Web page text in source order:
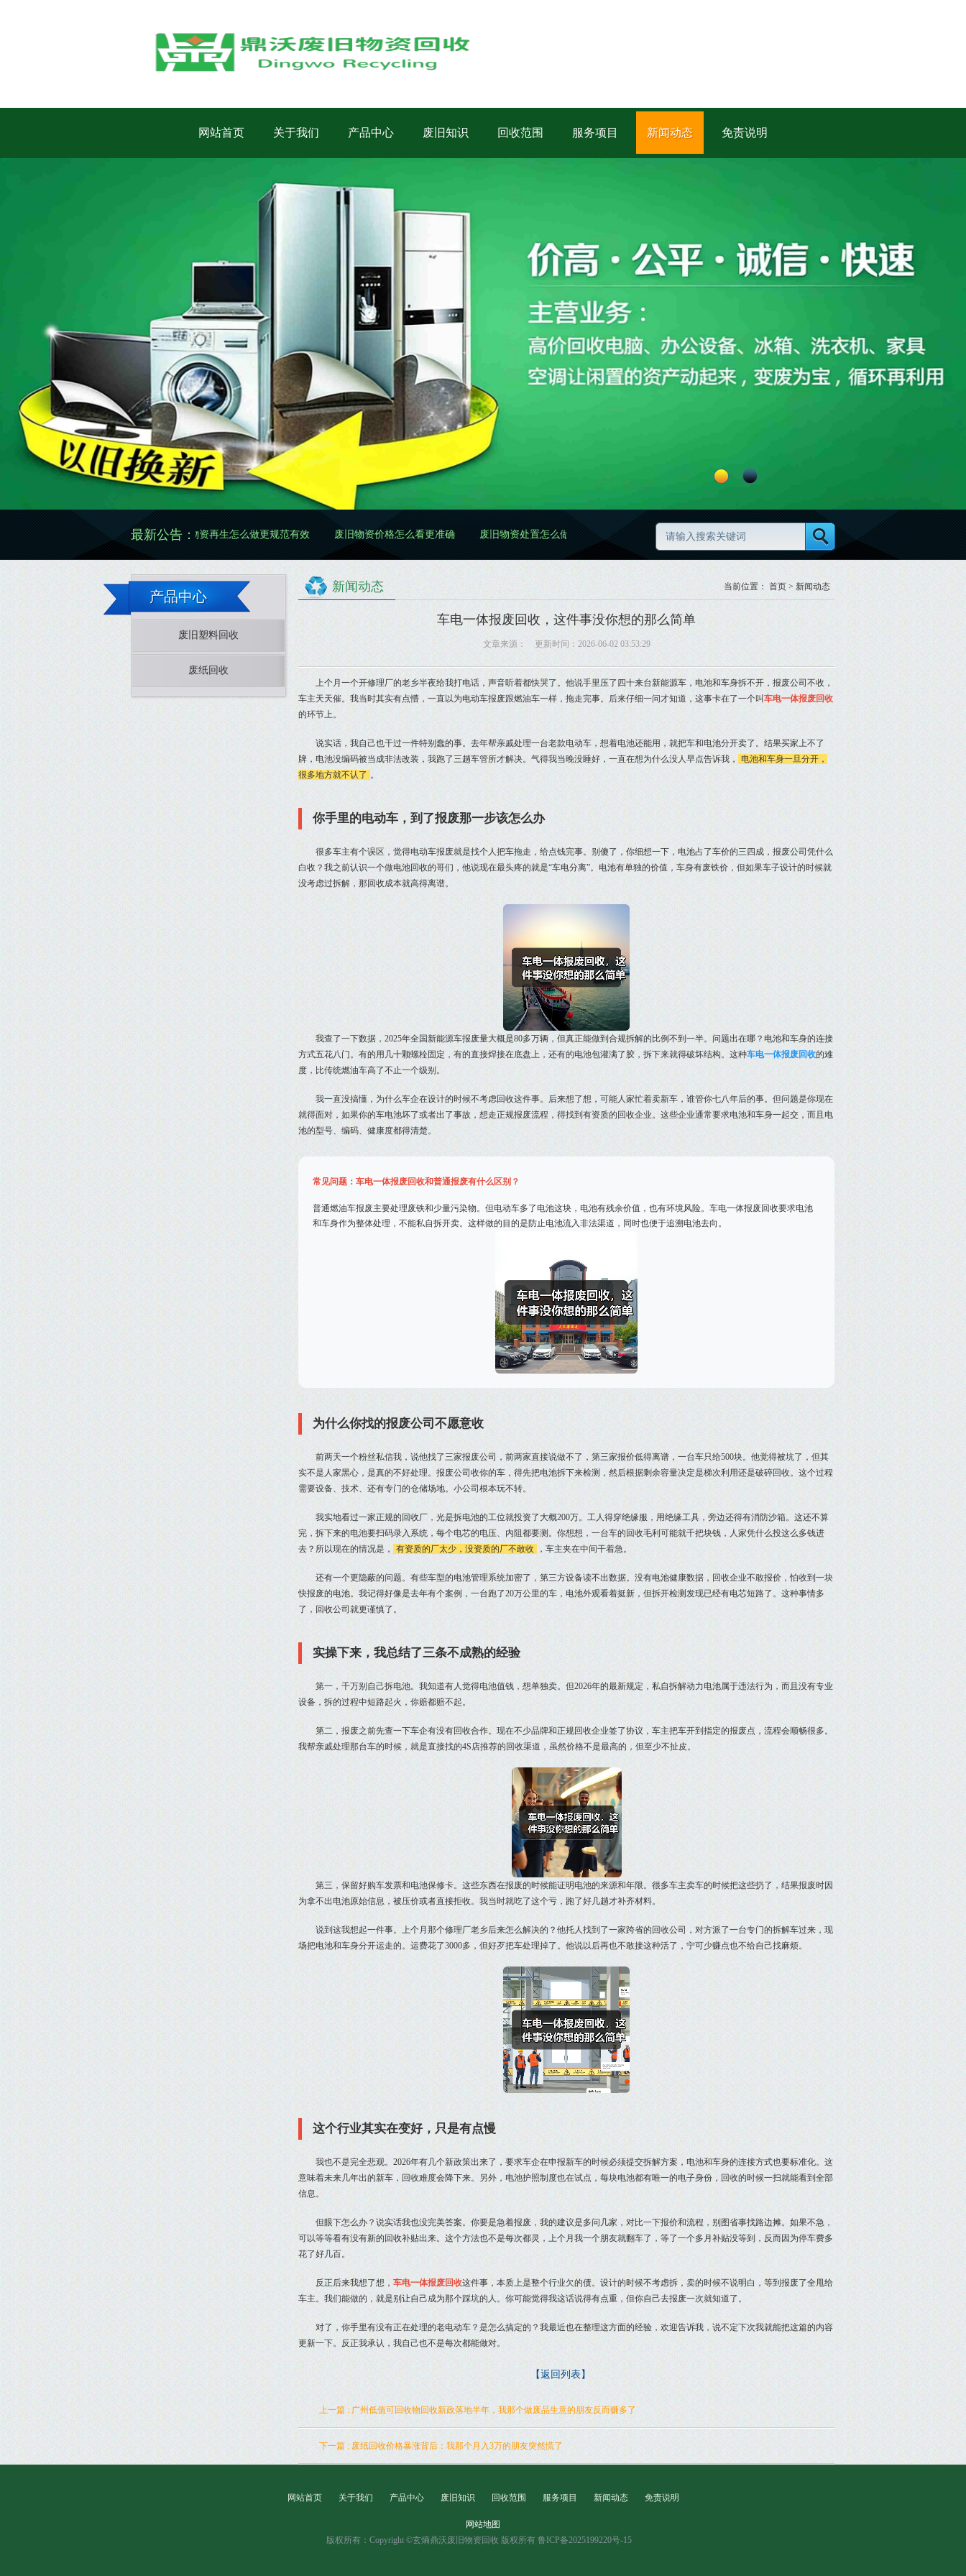
网站首页 关于我们 产品中心 废旧知识 回收范围 服务项目 新闻动态 免责说明
最新公告：
废旧物资再生怎么做更规范有效 废旧物资价格怎么看更准确 废旧物资处置怎么做更规范 废旧物资清理怎么做更高效更规范 废旧物资分类怎么做更规范
产品中心
废旧塑料回收
废纸回收
新闻动态 当前位置： 首页 > 新闻动态
车电一体报废回收，这件事没你想的那么简单
文章来源： 更新时间：2026-06-02 03:53:29
上个月一个开修理厂的老乡半夜给我打电话，声音听着都快哭了。他说手里压了四十来台新能源车，电池和车身拆不开，报废公司不收，
车主天天催。我当时其实有点懵，一直以为电动车报废跟燃油车一样，拖走完事。后来仔细一问才知道，这事卡在了一个叫车电一体报废回收
的环节上。
说实话，我自己也干过一件特别蠢的事。去年帮亲戚处理一台老款电动车，想着电池还能用，就把车和电池分开卖了。结果买家上不了
牌，电池没编码被当成非法改装，我跑了三趟车管所才解决。气得我当晚没睡好，一直在想为什么没人早点告诉我，
电池和车身一旦分开，
很多地方就不认了 。
你手里的电动车，到了报废那一步该怎么办
很多车主有个误区，觉得电动车报废就是找个人把车拖走，给点钱完事。别傻了，你细想一下，电池占了车价的三四成，报废公司凭什么
白收？我之前认识一个做电池回收的哥们，他说现在最头疼的就是“车电分离”。电池有单独的价值，车身有废铁价，但如果车子设计的时候就
没考虑过拆解，那回收成本就高得离谱。
我查了一下数据，2025年全国新能源车报废量大概是80多万辆，但真正能做到合规拆解的比例不到一半。问题出在哪？电池和车身的连接
方式五花八门。有的用几十颗螺栓固定，有的直接焊接在底盘上，还有的电池包灌满了胶，拆下来就得破坏结构。这种车电一体报废回收的难
度，比传统燃油车高了不止一个级别。
我一直没搞懂，为什么车企在设计的时候不考虑回收这件事。后来想了想，可能人家忙着卖新车，谁管你七八年后的事。但问题是你现在
就得面对，如果你的车电池坏了或者出了事故，想走正规报废流程，得找到有资质的回收企业。这些企业通常要求电池和车身一起交，而且电
池的型号、编码、健康度都得清楚。
常见问题：车电一体报废回收和普通报废有什么区别？
普通燃油车报废主要处理废铁和少量污染物。但电动车多了电池这块，电池有残余价值，也有环境风险。车电一体报废回收要求电池
和车身作为整体处理，不能私自拆开卖。这样做的目的是防止电池流入非法渠道，同时也便于追溯电池去向。
为什么你找的报废公司不愿意收
前两天一个粉丝私信我，说他找了三家报废公司，前两家直接说做不了，第三家报价低得离谱，一台车只给500块。他觉得被坑了，但其
实不是人家黑心，是真的不好处理。报废公司收你的车，得先把电池拆下来检测，然后根据剩余容量决定是梯次利用还是破碎回收。这个过程
需要设备、技术、还有专门的仓储场地。小公司根本玩不转。
我实地看过一家正规的回收厂，光是拆电池的工位就投资了大概200万。工人得穿绝缘服，用绝缘工具，旁边还得有消防沙箱。这还不算
完，拆下来的电池要扫码录入系统，每个电芯的电压、内阻都要测。你想想，一台车的回收毛利可能就千把块钱，人家凭什么投这么多钱进
去？所以现在的情况是，
有资质的厂太少，没资质的厂不敢收 ，车主夹在中间干着急。
还有一个更隐蔽的问题。有些车型的电池管理系统加密了，第三方设备读不出数据。没有电池健康数据，回收企业不敢报价，怕收到一块
快报废的电池。我记得好像是去年有个案例，一台跑了20万公里的车，电池外观看着挺新，但拆开检测发现已经有电芯短路了。这种事情多
了，回收公司就更谨慎了。
实操下来，我总结了三条不成熟的经验
第一，千万别自己拆电池。我知道有人觉得电池值钱，想单独卖。但2026年的最新规定，私自拆解动力电池属于违法行为，而且没有专业
设备，拆的过程中短路起火，你赔都赔不起。
第二，报废之前先查一下车企有没有回收合作。现在不少品牌和正规回收企业签了协议，车主把车开到指定的报废点，流程会顺畅很多。
我帮亲戚处理那台车的时候，就是直接找的4S店推荐的回收渠道，虽然价格不是最高的，但至少不扯皮。
第三，保留好购车发票和电池保修卡。这些东西在报废的时候能证明电池的来源和年限。很多车主卖车的时候把这些扔了，结果报废时因
为拿不出电池原始信息，被压价或者直接拒收。我当时就吃了这个亏，跑了好几趟才补齐材料。
说到这我想起一件事。上个月那个修理厂老乡后来怎么解决的？他托人找到了一家跨省的回收公司，对方派了一台专门的拆解车过来，现
场把电池和车身分开运走的。运费花了3000多，但好歹把车处理掉了。他说以后再也不敢接这种活了，宁可少赚点也不给自己找麻烦。
这个行业其实在变好，只是有点慢
我也不是完全悲观。2026年有几个新政策出来了，要求车企在申报新车的时候必须提交拆解方案，电池和车身的连接方式也要标准化。这
意味着未来几年出的新车，回收难度会降下来。另外，电池护照制度也在试点，每块电池都有唯一的电子身份，回收的时候一扫就能看到全部
信息。
但眼下怎么办？说实话我也没完美答案。你要是急着报废，我的建议是多问几家，对比一下报价和流程，别图省事找路边摊。如果不急，
可以等等看有没有新的回收补贴出来。这个方法也不是每次都灵，上个月我一个朋友就翻车了，等了一个多月补贴没等到，反而因为停车费多
花了好几百。
反正后来我想了想， 车电一体报废回收这件事，本质上是整个行业欠的债。设计的时候不考虑拆，卖的时候不说明白，等到报废了全甩给
车主。我们能做的，就是别让自己成为那个踩坑的人。你可能觉得我这话说得有点重，但你自己去报废一次就知道了。
对了，你手里有没有正在处理的老电动车？是怎么搞定的？我最近也在整理这方面的经验，欢迎告诉我，说不定下次我就能把这篇的内容
更新一下。反正我承认，我自己也不是每次都能做对。
【返回列表】
上一篇 : 广州低值可回收物回收新政落地半年，我那个做废品生意的朋友反而赚多了
下一篇 : 废纸回收价格暴涨背后：我那个月入3万的朋友突然慌了
网站首页 关于我们 产品中心 废旧知识 回收范围 服务项目 新闻动态 免责说明
网站地图
版权所有：Copyright ©玄熵鼎沃废旧物资回收 版权所有 鲁ICP备2025199220号-15